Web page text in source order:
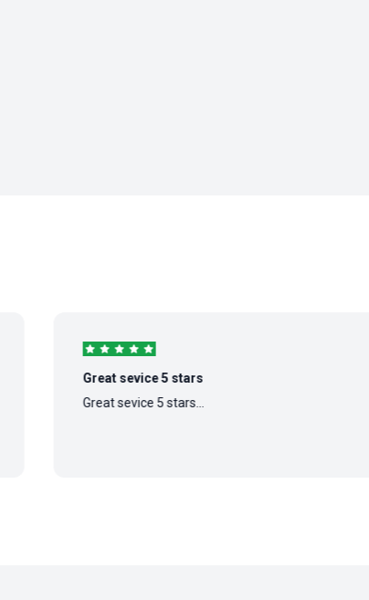
Great sevice 5 stars
Great sevice 5 stars...